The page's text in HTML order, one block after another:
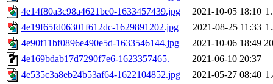
4e14f80a3c98a4621be0-1633457439.jpg
2021-10-05 18:10
4e19f65fd06301f612dc-1629891202.jpg
2021-08-25 11:33
4e90f11bf0896e490e5d-1633546144.jpg
2021-10-06 18:49
4e169bdab17d7290f7e6-1623357465.
2021-06-10 20:37
4e535c3a8eb24b53af64-1622104852.jpg
2021-05-27 08:40